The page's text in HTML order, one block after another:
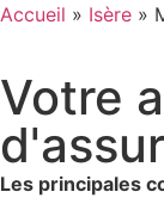
Accueil » Isère »
Votre
Les principales